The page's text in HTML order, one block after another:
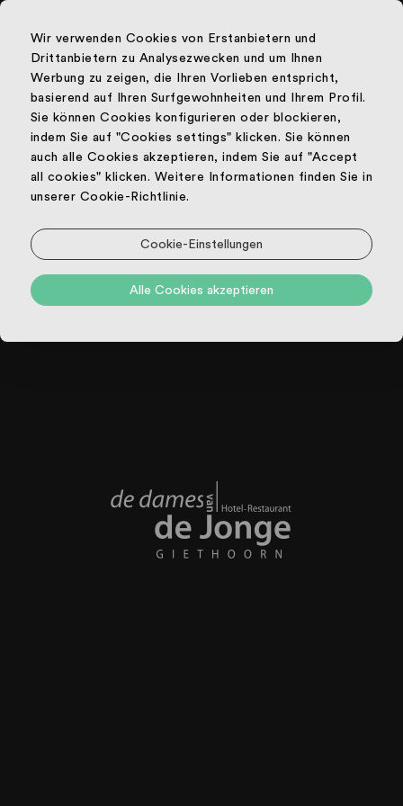
NEWSLETTER
ABMELDEN
folgende Information ein:
Wir verwenden Cookies von Erstanbietern und
Drittanbietern zu Analysezwecken und um Ihnen
Werbung zu zeigen, die Ihren Vorlieben entspricht,
basierend auf Ihren Surfgewohnheiten und Ihrem Profil.
Sie können Cookies konfigurieren oder blockieren,
indem Sie auf "Cookies settings" klicken. Sie können
auch alle Cookies akzeptieren, indem Sie auf "Accept
all cookies" klicken. Weitere Informationen finden Sie in
unserer Cookie-Richtlinie.
Cookie-Einstellungen
Alle Cookies akzeptieren